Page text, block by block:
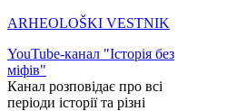
ARHEOLOŠKI VESTNIK
YouTube-канал "Історія без
міфів"
Канал розповідає про всі
періоди історії та різні